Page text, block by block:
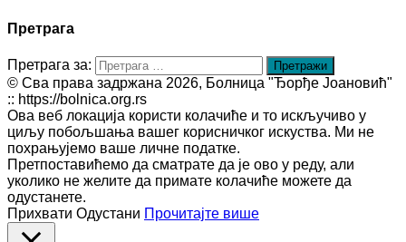
Претрага
Претрага за:
© Сва права задржана 2026, Болница "Ђорђе Јоановић"
:: https://bolnica.org.rs
Ова веб локација користи колачиће и то искључиво у
циљу побољшања вашег корисничког искуства. Ми не
похрањујемо ваше личне податке.
Претпоставићемо да сматрате да је ово у реду, али
уколико не желите да примате колачиће можете да
одустанете.
Прихвати Одустани Прочитајте више